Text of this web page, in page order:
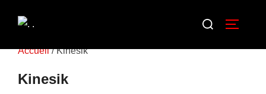
Accueil/ Kinesik
Kinesik